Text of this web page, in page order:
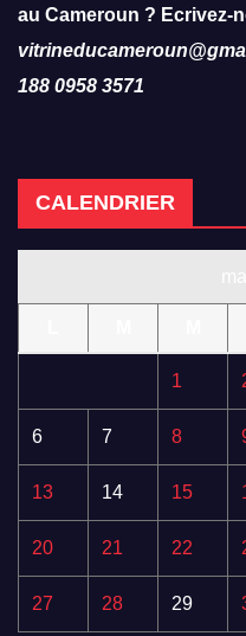
au Cameroun ? Ecrivez-
188 0958 3571
CALENDRIER
1
6 7 8
13 14 15
20 21 22
27 28 29